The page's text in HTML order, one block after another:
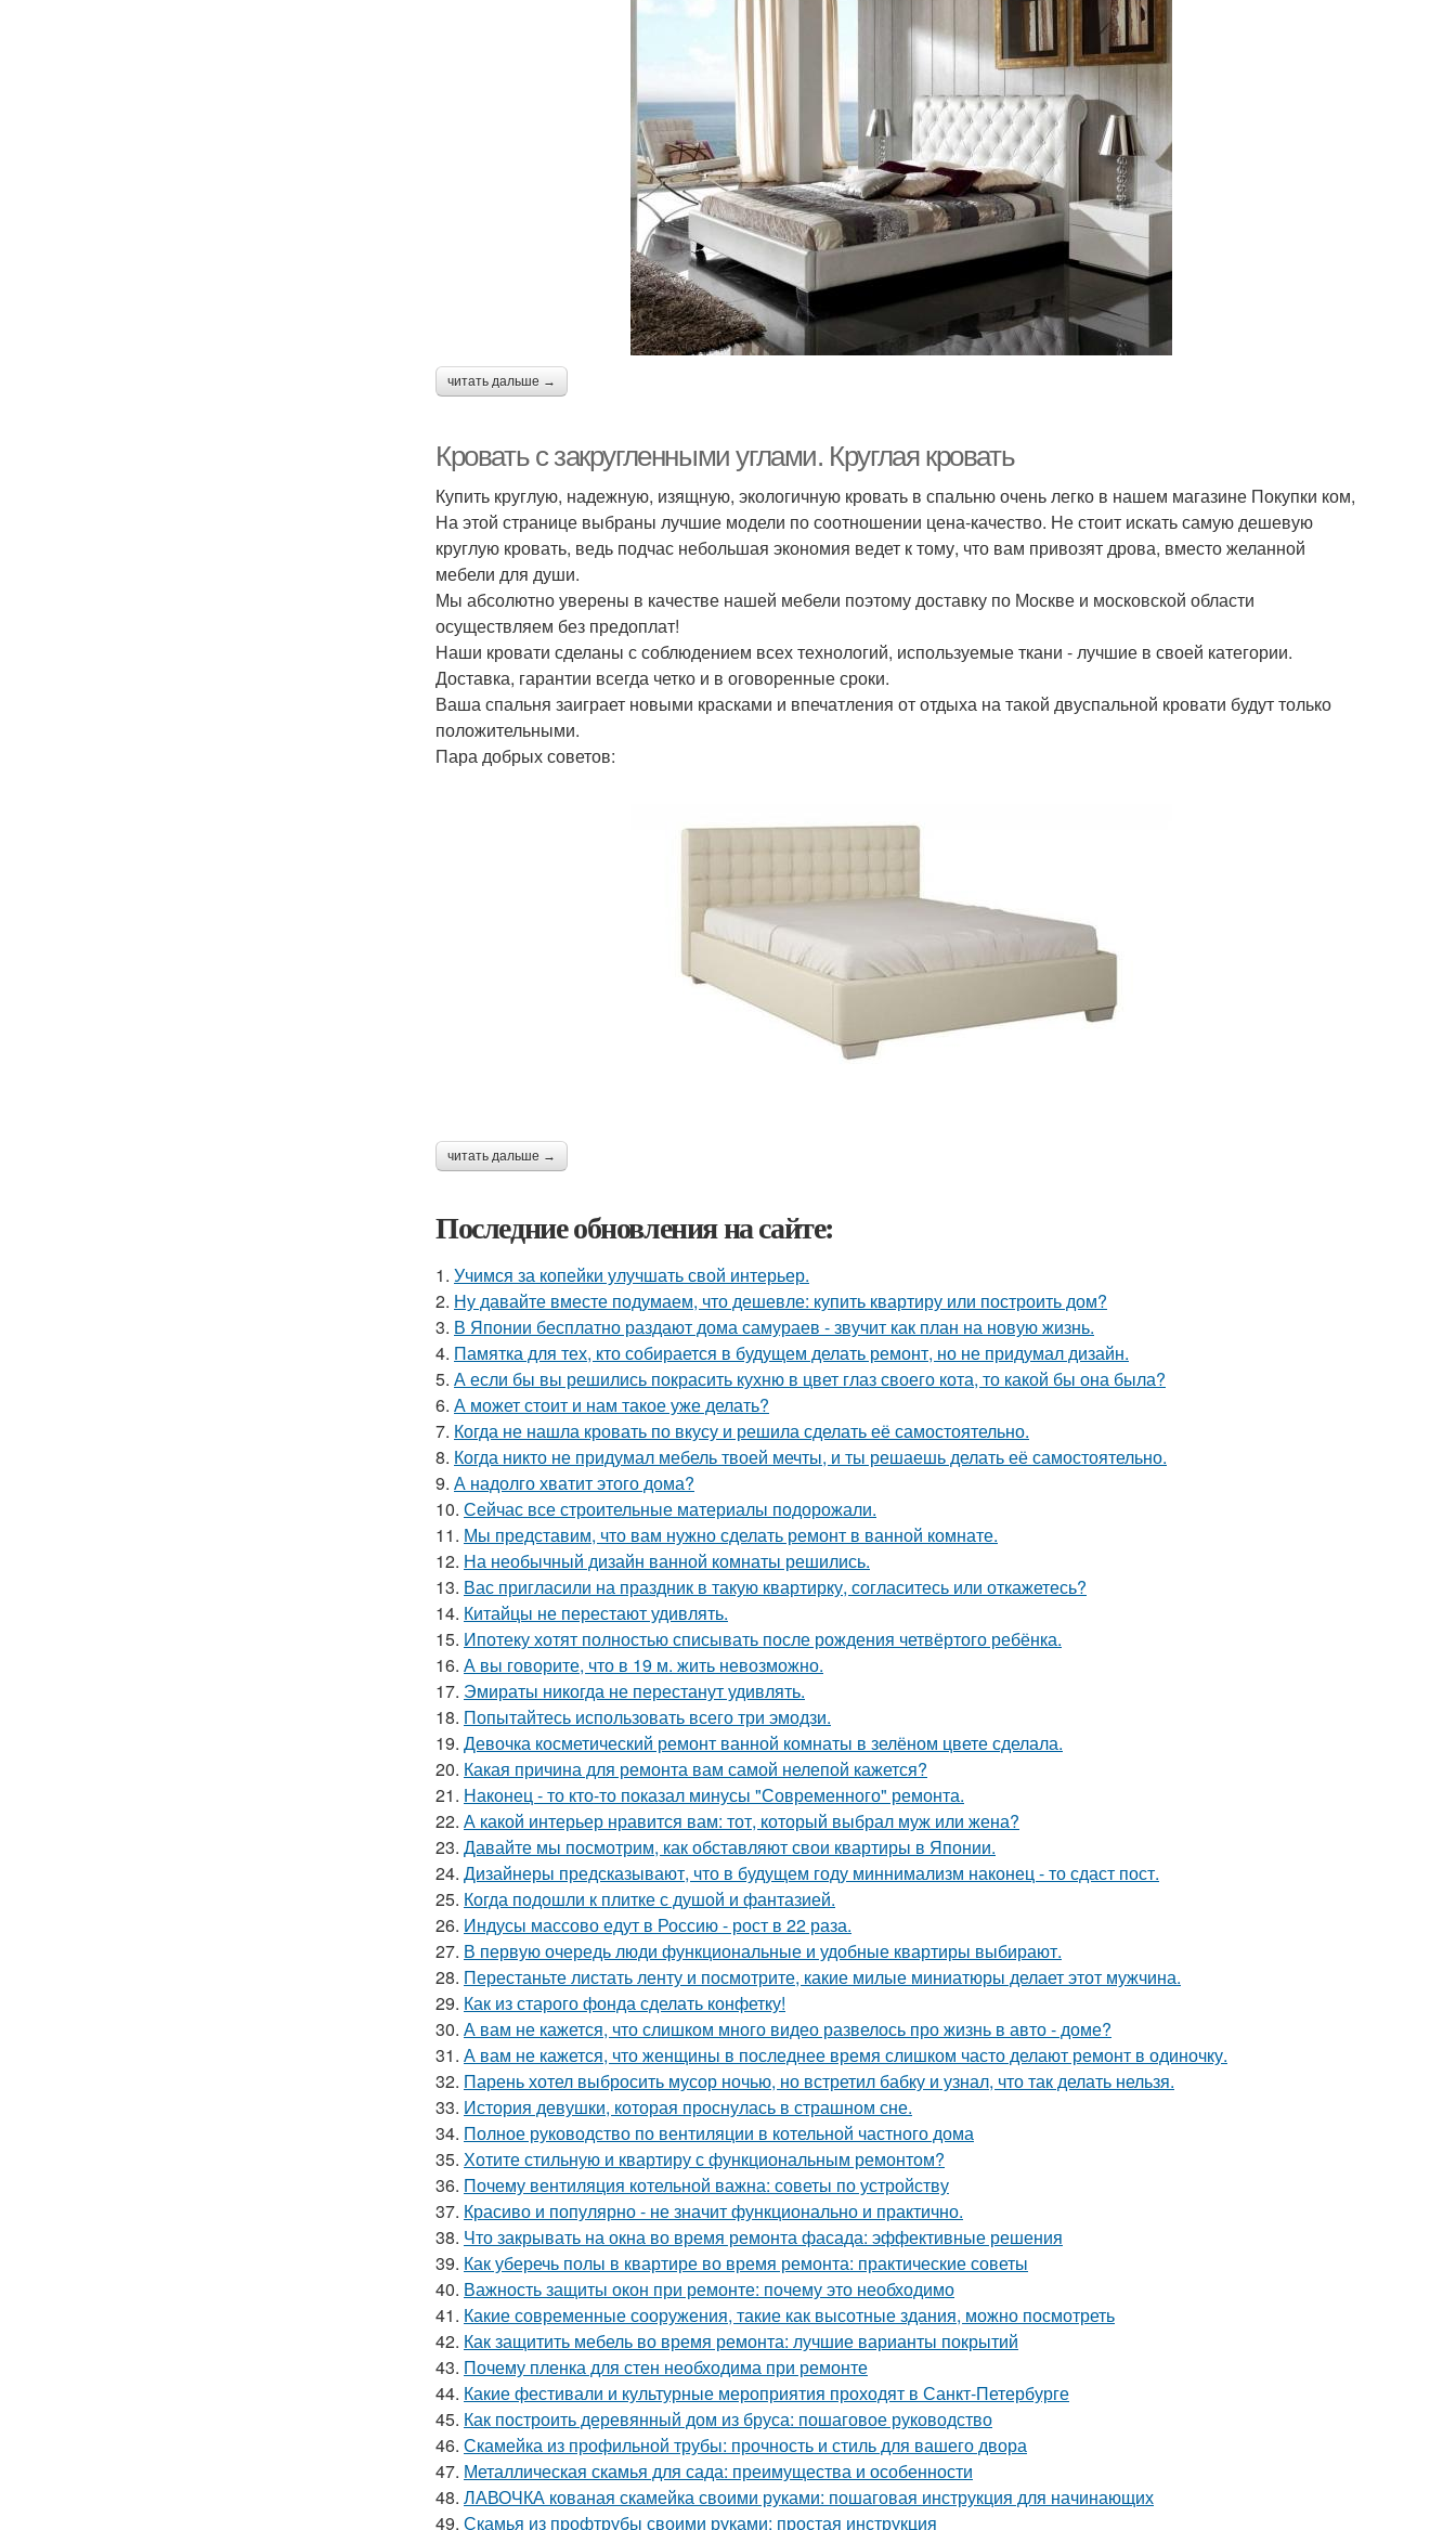
читать дальше →
Кровать с закругленными углами. Круглая кровать
Купить круглую, надежную, изящную, экологичную кровать в спальню очень легко в нашем магазине Покупки ком,
На этой странице выбраны лучшие модели по соотношении цена-качество. Не стоит искать самую дешевую
круглую кровать, ведь подчас небольшая экономия ведет к тому, что вам привозят дрова, вместо желанной
мебели для души.
Мы абсолютно уверены в качестве нашей мебели поэтому доставку по Москве и московской области
осуществляем без предоплат!
Наши кровати сделаны с соблюдением всех технологий, используемые ткани - лучшие в своей категории.
Доставка, гарантии всегда четко и в оговоренные сроки.
Ваша спальня заиграет новыми красками и впечатления от отдыха на такой двуспальной кровати будут только
положительными.
Пара добрых советов:
читать дальше →
Последние обновления на сайте:
1. Учимся за копейки улучшать свой интерьер.
2. Ну давайте вместе подумаем, что дешевле: купить квартиру или построить дом?
3. В Японии бесплатно раздают дома самураев - звучит как план на новую жизнь.
4. Памятка для тех, кто собирается в будущем делать ремонт, но не придумал дизайн.
5. А если бы вы решились покрасить кухню в цвет глаз своего кота, то какой бы она была?
6. А может стоит и нам такое уже делать?
7. Когда не нашла кровать по вкусу и решила сделать её самостоятельно.
8. Когда никто не придумал мебель твоей мечты, и ты решаешь делать её самостоятельно.
9. А надолго хватит этого дома?
10. Сейчас все строительные материалы подорожали.
11. Мы представим, что вам нужно сделать ремонт в ванной комнате.
12. На необычный дизайн ванной комнаты решились.
13. Вас пригласили на праздник в такую квартирку, согласитесь или откажетесь?
14. Китайцы не перестают удивлять.
15. Ипотеку хотят полностью списывать после рождения четвёртого ребёнка.
16. А вы говорите, что в 19 м. жить невозможно.
17. Эмираты никогда не перестанут удивлять.
18. Попытайтесь использовать всего три эмодзи.
19. Девочка косметический ремонт ванной комнаты в зелёном цвете сделала.
20. Какая причина для ремонта вам самой нелепой кажется?
21. Наконец - то кто-то показал минусы "Современного" ремонта.
22. А какой интерьер нравится вам: тот, который выбрал муж или жена?
23. Давайте мы посмотрим, как обставляют свои квартиры в Японии.
24. Дизайнеры предсказывают, что в будущем году миннимализм наконец - то сдаст пост.
25. Когда подошли к плитке с душой и фантазией.
26. Индусы массово едут в Россию - рост в 22 раза.
27. В первую очередь люди функциональные и удобные квартиры выбирают.
28. Перестаньте листать ленту и посмотрите, какие милые миниатюры делает этот мужчина.
29. Как из старого фонда сделать конфетку!
30. А вам не кажется, что слишком много видео развелось про жизнь в авто - доме?
31. А вам не кажется, что женщины в последнее время слишком часто делают ремонт в одиночку.
32. Парень хотел выбросить мусор ночью, но встретил бабку и узнал, что так делать нельзя.
33. История девушки, которая проснулась в страшном сне.
34. Полное руководство по вентиляции в котельной частного дома
35. Хотите стильную и квартиру с функциональным ремонтом?
36. Почему вентиляция котельной важна: советы по устройству
37. Красиво и популярно - не значит функционально и практично.
38. Что закрывать на окна во время ремонта фасада: эффективные решения
39. Как уберечь полы в квартире во время ремонта: практические советы
40. Важность защиты окон при ремонте: почему это необходимо
41. Какие современные сооружения, такие как высотные здания, можно посмотреть
42. Как защитить мебель во время ремонта: лучшие варианты покрытий
43. Почему пленка для стен необходима при ремонте
44. Какие фестивали и культурные мероприятия проходят в Санкт-Петербурге
45. Как построить деревянный дом из бруса: пошаговое руководство
46. Скамейка из профильной трубы: прочность и стиль для вашего двора
47. Металлическая скамья для сада: преимущества и особенности
48. ЛАВОЧКА кованая скамейка своими руками: пошаговая инструкция для начинающих
49. Скамья из профтрубы своими руками: простая инструкция